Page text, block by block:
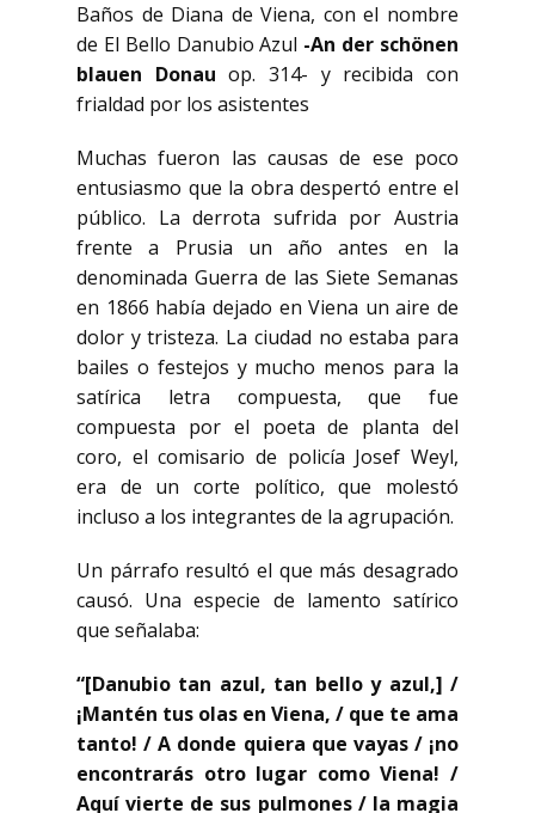
Baños de Diana de Viena, con el nombre
de El Bello Danubio Azul -An der schönen
blauen Donau op. 314- y recibida con
frialdad por los asistentes
Muchas fueron las causas de ese poco
entusiasmo que la obra despertó entre el
público. La derrota sufrida por Austria
frente a Prusia un año antes en la
denominada Guerra de las Siete Semanas
en 1866 había dejado en Viena un aire de
dolor y tristeza. La ciudad no estaba para
bailes o festejos y mucho menos para la
satírica letra compuesta, que fue
compuesta por el poeta de planta del
coro, el comisario de policía Josef Weyl,
era de un corte político, que molestó
incluso a los integrantes de la agrupación.
Un párrafo resultó el que más desagrado
causó. Una especie de lamento satírico
que señalaba:
“[Danubio tan azul, tan bello y azul,] /
¡Mantén tus olas en Viena, / que te ama
tanto! / A donde quiera que vayas / ¡no
encontrarás otro lugar como Viena! /
Aquí vierte de sus pulmones / la magia